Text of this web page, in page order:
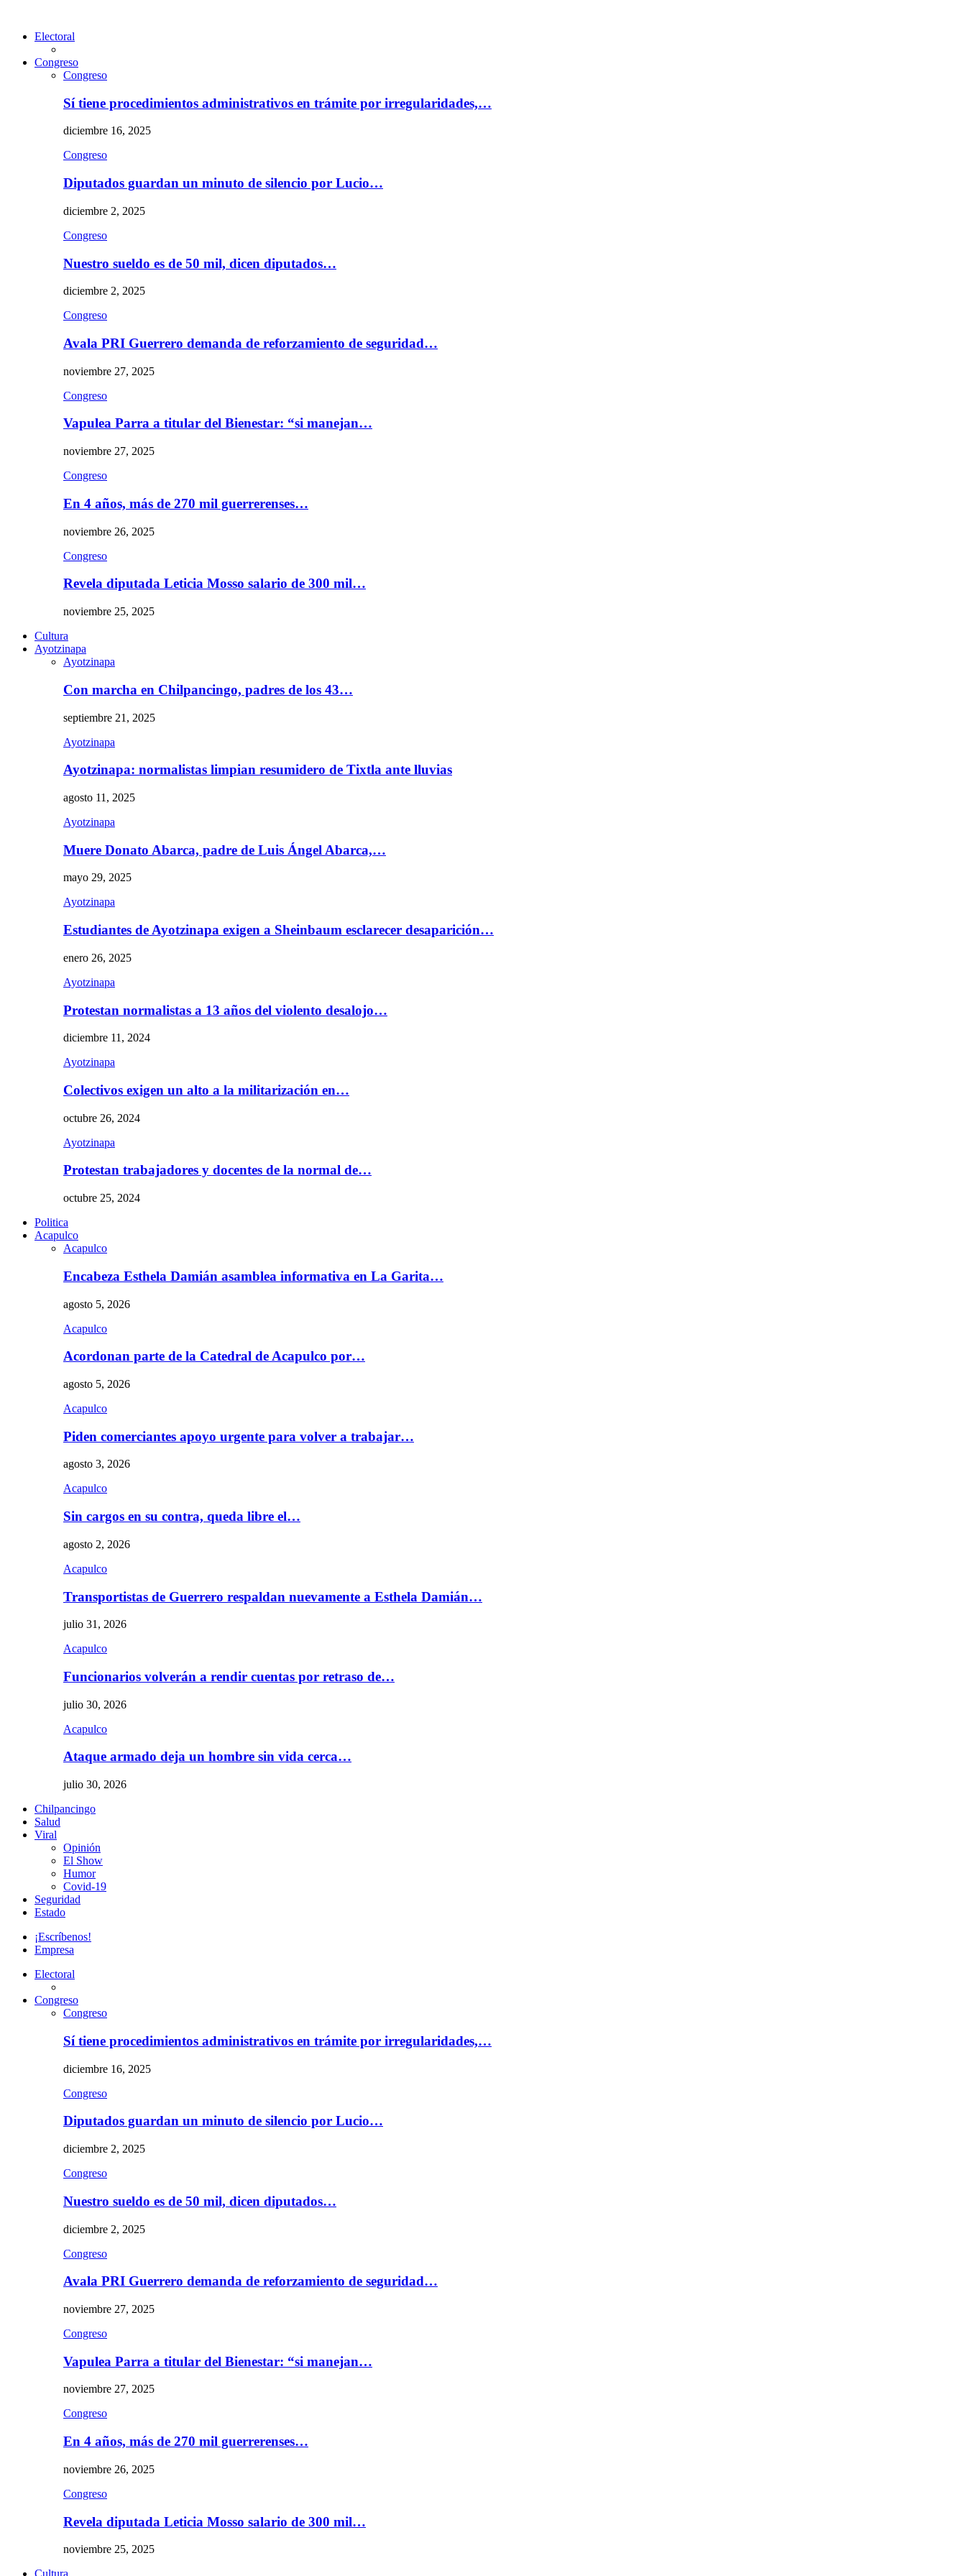
Electoral
Congreso
Congreso
Sí tiene procedimientos administrativos en trámite por irregularidades,…
diciembre 16, 2025
Congreso
Diputados guardan un minuto de silencio por Lucio…
diciembre 2, 2025
Congreso
Nuestro sueldo es de 50 mil, dicen diputados…
diciembre 2, 2025
Congreso
Avala PRI Guerrero demanda de reforzamiento de seguridad…
noviembre 27, 2025
Congreso
Vapulea Parra a titular del Bienestar: “si manejan…
noviembre 27, 2025
Congreso
En 4 años, más de 270 mil guerrerenses…
noviembre 26, 2025
Congreso
Revela diputada Leticia Mosso salario de 300 mil…
noviembre 25, 2025
Cultura
Ayotzinapa
Ayotzinapa
Con marcha en Chilpancingo, padres de los 43…
septiembre 21, 2025
Ayotzinapa
Ayotzinapa: normalistas limpian resumidero de Tixtla ante lluvias
agosto 11, 2025
Ayotzinapa
Muere Donato Abarca, padre de Luis Ángel Abarca,…
mayo 29, 2025
Ayotzinapa
Estudiantes de Ayotzinapa exigen a Sheinbaum esclarecer desaparición…
enero 26, 2025
Ayotzinapa
Protestan normalistas a 13 años del violento desalojo…
diciembre 11, 2024
Ayotzinapa
Colectivos exigen un alto a la militarización en…
octubre 26, 2024
Ayotzinapa
Protestan trabajadores y docentes de la normal de…
octubre 25, 2024
Politica
Acapulco
Acapulco
Encabeza Esthela Damián asamblea informativa en La Garita…
agosto 5, 2026
Acapulco
Acordonan parte de la Catedral de Acapulco por…
agosto 5, 2026
Acapulco
Piden comerciantes apoyo urgente para volver a trabajar…
agosto 3, 2026
Acapulco
Sin cargos en su contra, queda libre el…
agosto 2, 2026
Acapulco
Transportistas de Guerrero respaldan nuevamente a Esthela Damián…
julio 31, 2026
Acapulco
Funcionarios volverán a rendir cuentas por retraso de…
julio 30, 2026
Acapulco
Ataque armado deja un hombre sin vida cerca…
julio 30, 2026
Chilpancingo
Salud
Viral
Opinión
El Show
Humor
Covid-19
Seguridad
Estado
¡Escríbenos!
Empresa
Electoral
Congreso
Congreso
Sí tiene procedimientos administrativos en trámite por irregularidades,…
diciembre 16, 2025
Congreso
Diputados guardan un minuto de silencio por Lucio…
diciembre 2, 2025
Congreso
Nuestro sueldo es de 50 mil, dicen diputados…
diciembre 2, 2025
Congreso
Avala PRI Guerrero demanda de reforzamiento de seguridad…
noviembre 27, 2025
Congreso
Vapulea Parra a titular del Bienestar: “si manejan…
noviembre 27, 2025
Congreso
En 4 años, más de 270 mil guerrerenses…
noviembre 26, 2025
Congreso
Revela diputada Leticia Mosso salario de 300 mil…
noviembre 25, 2025